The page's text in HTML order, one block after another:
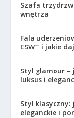
Szafa
wnętrza
Fala
ESWT i jakie
Styl glamour –
luksus i
Styl
eleganckie i